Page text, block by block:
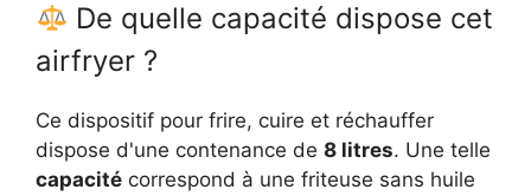
De quelle capacité dispose cet
airfryer ?
Ce dispositif pour frire, cuire et réchauffer
dispose d'une contenance de 8 litres. Une telle
capacité correspond à une friteuse sans huile